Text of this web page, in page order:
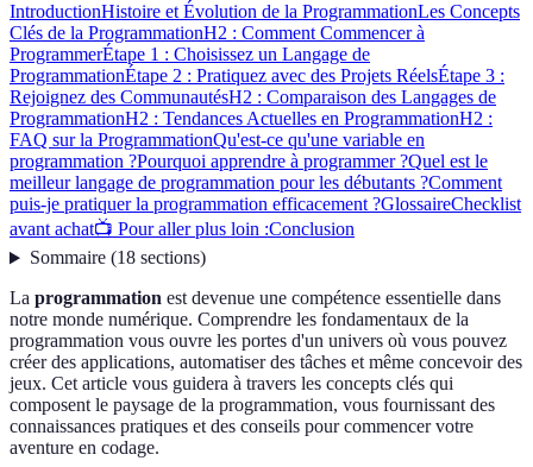
IntroductionHistoire et Évolution de la ProgrammationLes Concepts
Clés de la ProgrammationH2 : Comment Commencer à
ProgrammerÉtape 1 : Choisissez un Langage de
ProgrammationÉtape 2 : Pratiquez avec des Projets RéelsÉtape 3 :
Rejoignez des CommunautésH2 : Comparaison des Langages de
ProgrammationH2 : Tendances Actuelles en ProgrammationH2 :
FAQ sur la ProgrammationQu'est-ce qu'une variable en
programmation ?Pourquoi apprendre à programmer ?Quel est le
meilleur langage de programmation pour les débutants ?Comment
puis-je pratiquer la programmation efficacement ?GlossaireChecklist
avant achat📺 Pour aller plus loin :Conclusion
Sommaire(18 sections)
La programmation est devenue une compétence essentielle dans
notre monde numérique. Comprendre les fondamentaux de la
programmation vous ouvre les portes d'un univers où vous pouvez
créer des applications, automatiser des tâches et même concevoir des
jeux. Cet article vous guidera à travers les concepts clés qui
composent le paysage de la programmation, vous fournissant des
connaissances pratiques et des conseils pour commencer votre
aventure en codage.